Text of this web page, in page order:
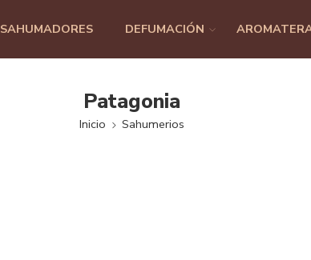
SAHUMADORES DEFUMACIÓN
Patagonia
Inicio Sahumerios